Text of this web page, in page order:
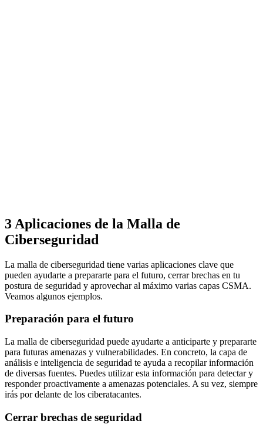
3 Aplicaciones de la Malla de
Ciberseguridad
La malla de ciberseguridad tiene varias aplicaciones clave que
pueden ayudarte a prepararte para el futuro, cerrar brechas en tu
postura de seguridad y aprovechar al máximo varias capas CSMA.
Veamos algunos ejemplos.
Preparación para el futuro
La malla de ciberseguridad puede ayudarte a anticiparte y prepararte
para futuras amenazas y vulnerabilidades. En concreto, la capa de
análisis e inteligencia de seguridad te ayuda a recopilar información
de diversas fuentes. Puedes utilizar esta información para detectar y
responder proactivamente a amenazas potenciales. A su vez, siempre
irás por delante de los ciberatacantes.
Cerrar brechas de seguridad